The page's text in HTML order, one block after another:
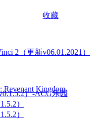
收藏
2（更新v06.01.2021）
Kingdom
）
）